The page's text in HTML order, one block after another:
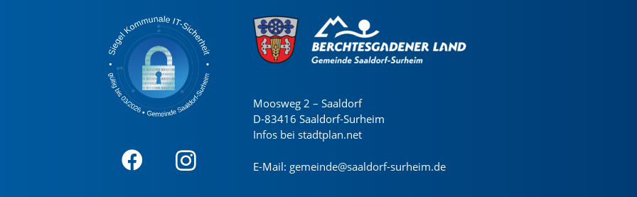
Moosweg 2 – Saaldorf
D-83416 Saaldorf-Surheim
Infos bei stadtplan.net
E-Mail: gemeinde@saaldorf-surheim.de